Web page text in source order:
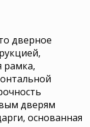
дверное
рамка,
дверям
основанная